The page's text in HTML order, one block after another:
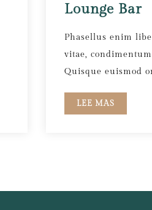
Lounge Bar
Phasellus enim
vitae,
Quisque euismod
LEE MAS